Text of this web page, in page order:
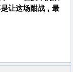
让这场酣战，最